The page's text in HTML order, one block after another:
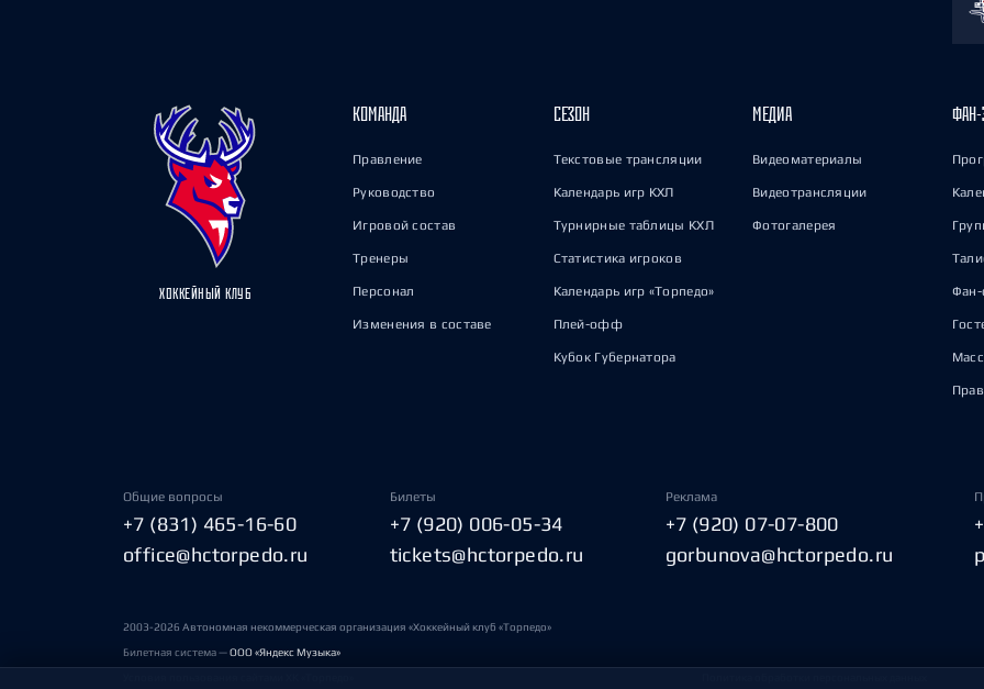
ХОККЕЙНЫЙ КЛУБ
КОМАНДА
Правление
Руководство
Игровой состав
Тренеры
Персонал
Изменения в составе
СЕЗОН
Текстовые трансляции
Календарь игр КХЛ
Турнирные таблицы КХЛ
Статистика игроков
Календарь игр «Торпедо»
Плей-офф
Кубок Губернатора
МЕДИА
Видеоматериалы
Видеотрансляции
Фотогалерея
ФАН-
Фан-
Общие вопросы
+7 (831) 465-16-60
office@hctorpedo.ru
Билеты
+7 (920) 006-05-34
tickets@hctorpedo.ru
Реклама
+7 (920) 07-07-800
gorbunova@hctorpedo.ru
2003-2026 Автономная некоммерческая организация «Хоккейный клуб «Торпедо»
Билетная система —ООО «Яндекс Музыка»